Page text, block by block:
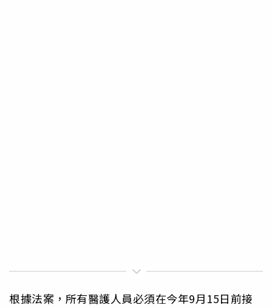
根據法案，所有醫護人員必須在今年9月15日前接